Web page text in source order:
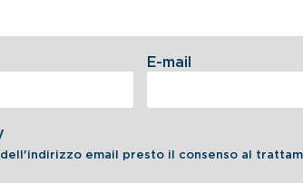
email presto il consenso al
E-mail